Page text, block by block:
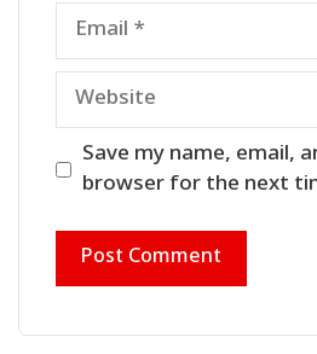
Email
Website
Save my name, email,
browser for the next